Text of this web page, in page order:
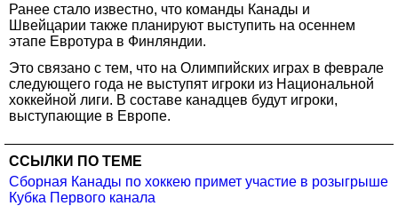
Ранее стало известно, что команды Канады и
Швейцарии также планируют выступить на осеннем
этапе Евротура в Финляндии.
Это связано с тем, что на Олимпийских играх в феврале
следующего года не выступят игроки из Национальной
хоккейной лиги. В составе канадцев будут игроки,
выступающие в Европе.
ССЫЛКИ ПО ТЕМЕ
Сборная Канады по хоккею примет участие в розыгрыше
Кубка Первого канала